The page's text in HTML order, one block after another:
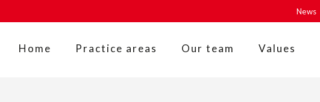
News
Home Practice areas Our team Values